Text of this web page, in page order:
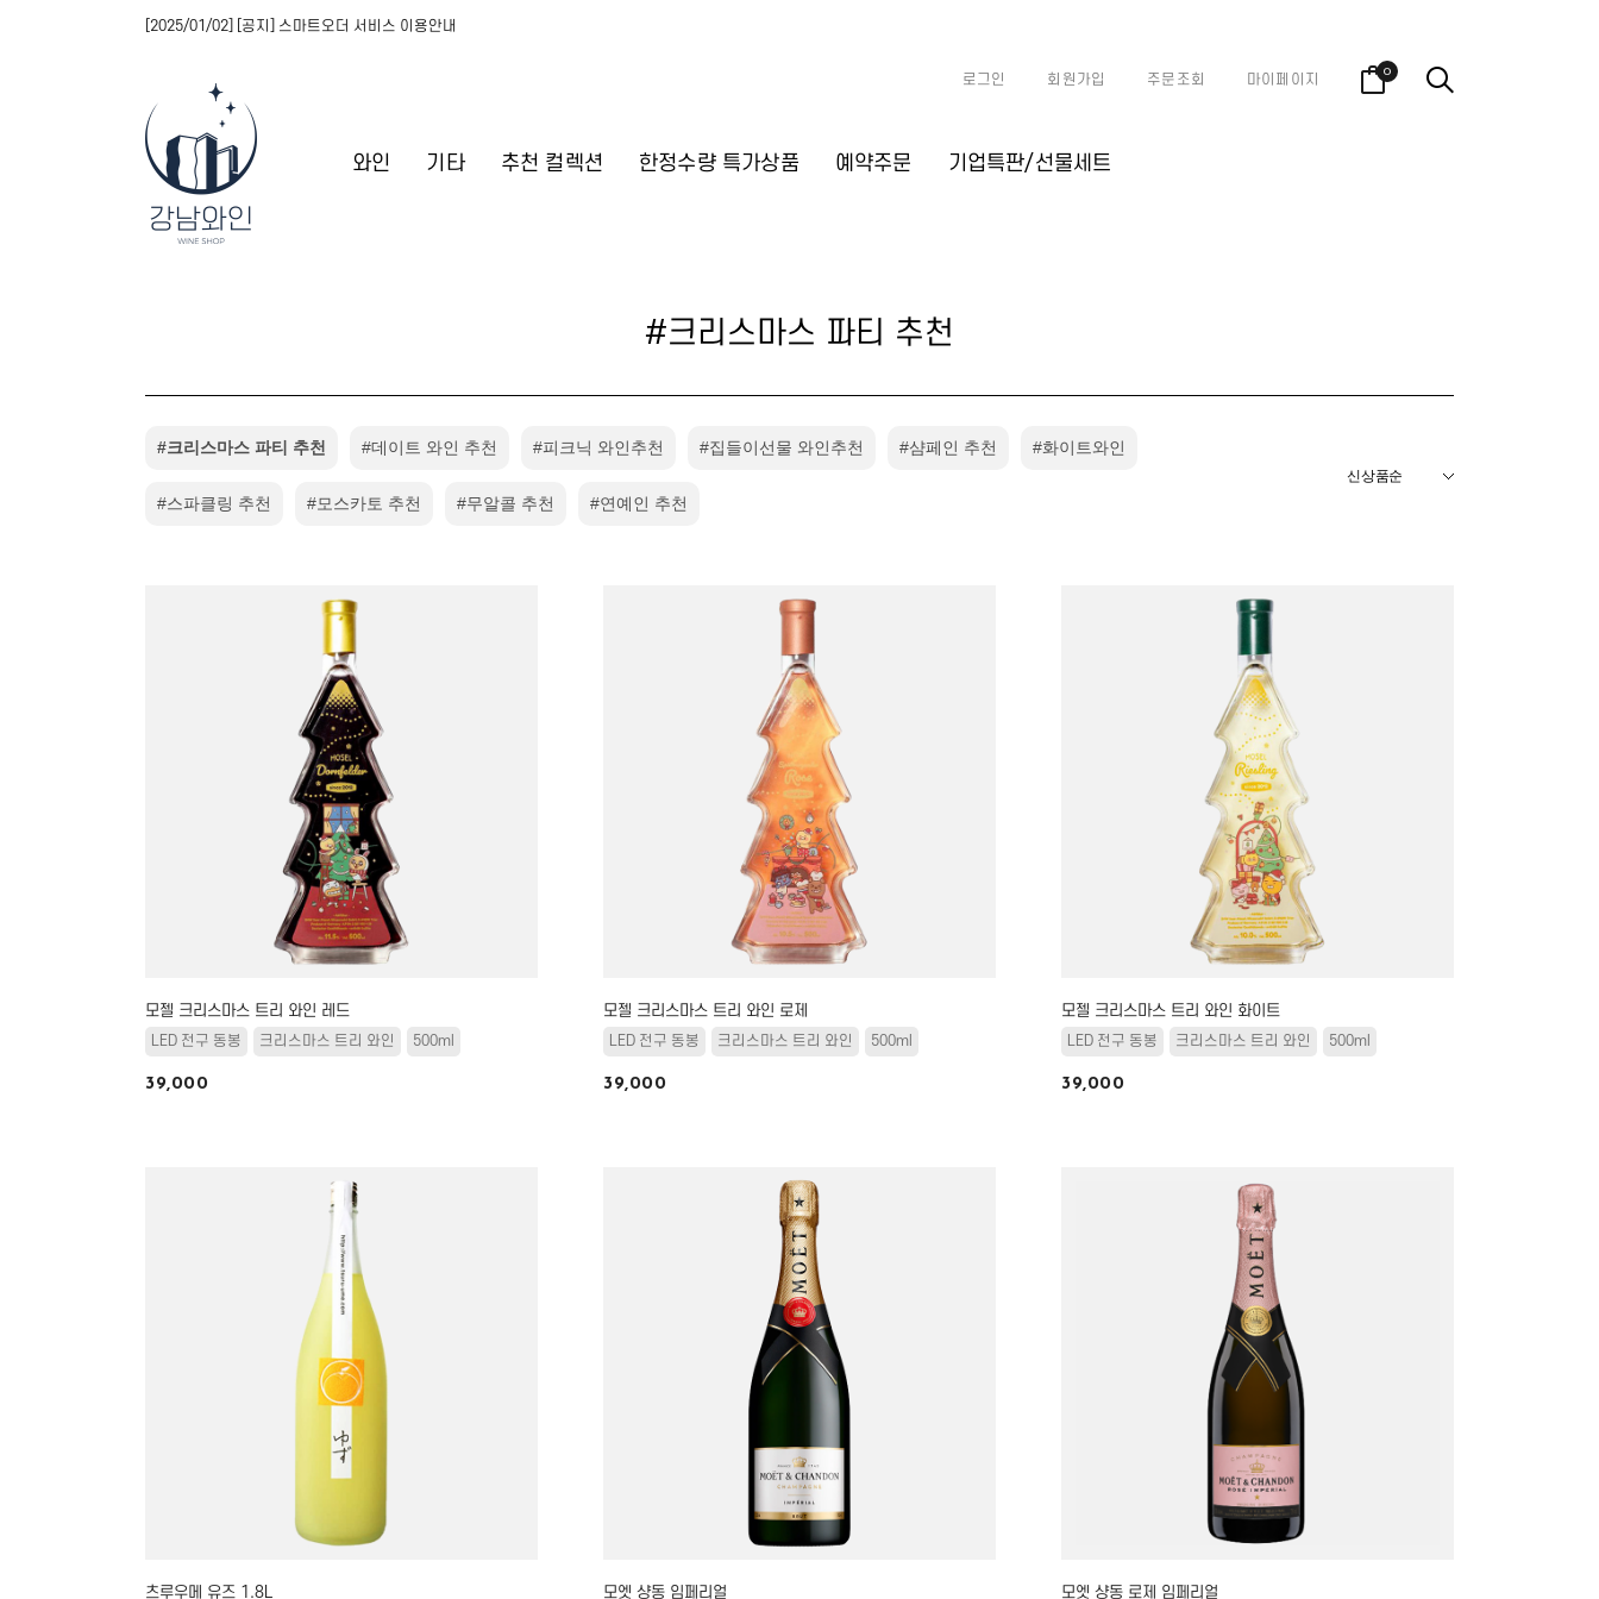
와인 기타 추천 컬렉션 한정수량 특가상품 예약주문 기업특판/선물세트
[2025/01/02] [공지] 스마트오더 서비스 이용안내
로그인 회원가입 주문조회 마이페이지 0
#크리스마스 파티 추천
#크리스마스 파티 추천 #데이트 와인 추천 #피크닉 와인추천 #집들이선물 와인추천 #샴페인 추천 #화이트와인
#스파클링 추천 #모스카토 추천 #무알콜 추천 #연예인 추천
모젤 크리스마스 트리 와인 레드
LED 전구 동봉 크리스마스 트리 와인 500ml
39,000
모젤 크리스마스 트리 와인 로제
LED 전구 동봉 크리스마스 트리 와인 500ml
39,000
모젤 크리스마스 트리 와인 화이트
LED 전구 동봉 크리스마스 트리 와인 500ml
39,000
츠루우메 유즈 1.8L 모엣 샹동 임페리얼 모엣 샹동 로제 임페리얼